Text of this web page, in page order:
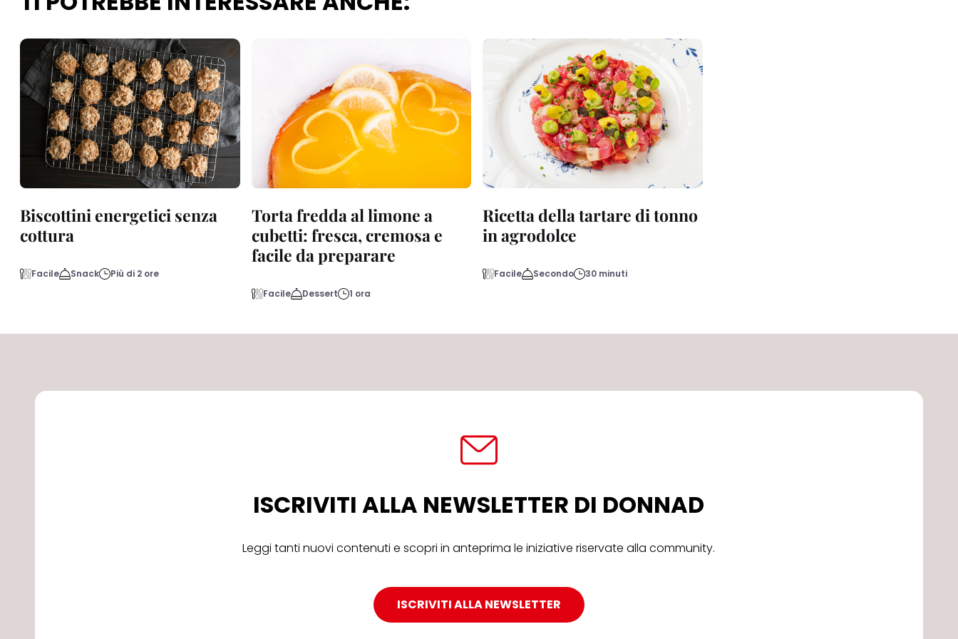
Biscottini energetici senza
cottura
Facile Snack Più di 2 ore
Torta fredda al limone a
cubetti: fresca, cremosa e
facile da preparare
Facile Dessert 1 ora
Ricetta della tartare di tonno
in agrodolce
Facile Secondo 30 minuti
ISCRIVITI ALLA NEWSLETTER DI DONNAD
Leggi tanti nuovi contenuti e scopri in anteprima le iniziative riservate alla community.
ISCRIVITI ALLA NEWSLETTER